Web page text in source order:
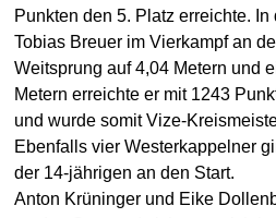
Punkten den 5. Platz erreichte.
Tobias Breuer im Vierkampf an
Weitsprung auf 4,04 Metern und
Metern erreichte er mit 1243
und wurde somit Vize-
Ebenfalls vier Westerkappelner
der 14-jährigen an den Start.
Anton Krüninger und Eike